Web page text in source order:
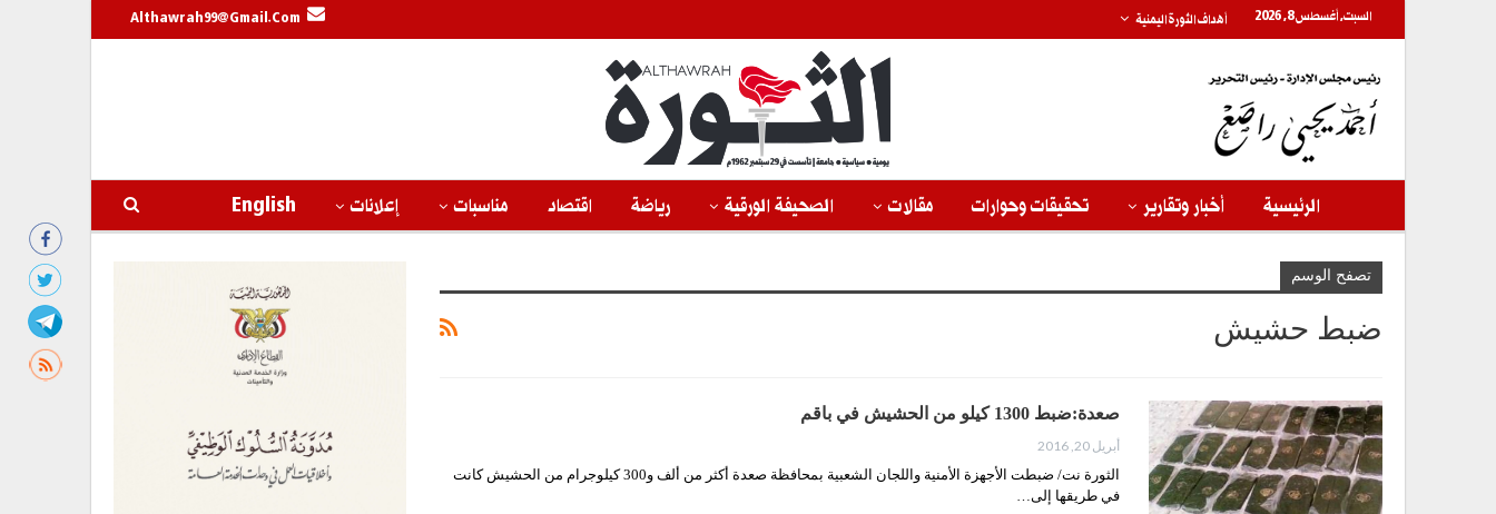
السبت, أغسطس 8, 2026 أهداف الثورة اليمنية Althawrah99@gmail.com
الرئيسية أخبار وتقارير تحقيقات وحوارات مقالات الصحيفة الورقية رياضة اقتصاد مناسبات إعلانات English
تصفح الوسم
ضبط حشيش
صعدة:ضبط 1300 كيلو من الحشيش في باقم
أبريل 20, 2016
الثورة نت/ ضبطت الأجهزة الأمنية واللجان الشعبية بمحافظة صعدة أكثر من ألف و300 كيلوجرام من الحشيش كانت
في طريقها إلى…